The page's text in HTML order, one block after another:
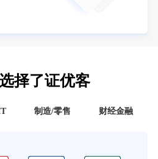
择了证优客
制造/零售 财经金融